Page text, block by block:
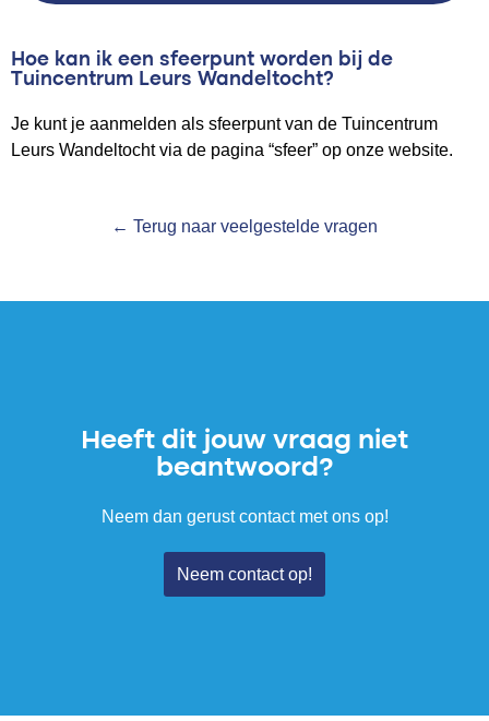
Hoe kan ik een sfeerpunt worden bij de
Tuincentrum Leurs Wandeltocht?
Je kunt je aanmelden als sfeerpunt van de Tuincentrum
Leurs Wandeltocht via de pagina “sfeer” op onze website.
← Terug naar veelgestelde vragen
Heeft dit jouw vraag niet
beantwoord?
Neem dan gerust contact met ons op!
Neem contact op!